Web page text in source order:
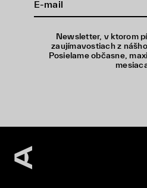
Newsletter, v ktorom
zaujímavostiach z
Posielame občasne,